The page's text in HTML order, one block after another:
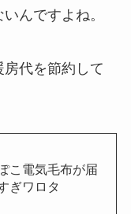
んですよね。
代を節約して
こ電気毛布が届
ぎワロタ